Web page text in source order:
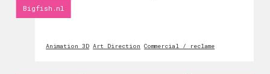
Bigfish.nl
Animation 3D Art Direction Commercial / reclame